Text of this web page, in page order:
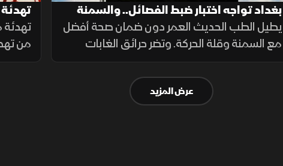
بغداد تواجه اختبار ضبط الفصائل.. والسمنة
وقلة الحركة تقللان سنوات الصحة
يطيل الطب الحديث العمر دون ضمان صحة أفضل
مع السمنة وقلة الحركة. وتضر حرائق الغابات
بالسياحة والزراعة، بينما تختبر الهجمات من العراق
قدرة بغداد على ضبط الفصائل وحماية علاقتها
من
في
عرض المزيد